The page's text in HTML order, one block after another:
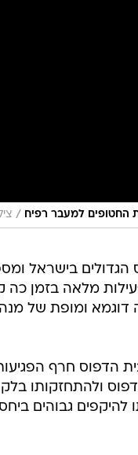
החטופים למעבר רפיח /
בישראל
מלאה בזמן
דוגמא ומופת של
הדפוס חרף
ולהתחזקותו
גבוהים